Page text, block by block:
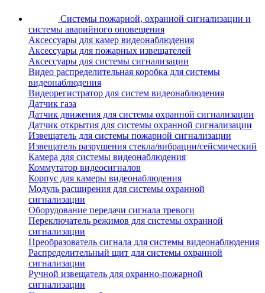
Системы пожарной, охранной сигнализации и
системы аварийного оповещения
Аксессуары для камер видеонаблюдения
Аксессуары для пожарных извещателей
Аксессуары для системы сигнализации
Видео распределительная коробка для системы
видеонаблюдения
Видеорегистратор для систем видеонаблюдения
Датчик газа
Датчик движения для системы охранной сигнализации
Датчик открытия для системы охранной сигнализации
Извещатель для системы пожарной сигнализации
Извещатель разрушения стекла/вибрации/сейсмический
Камера для системы видеонаблюдения
Коммутатор видеосигналов
Корпус для камеры видеонаблюдения
Модуль расширения для системы охранной
сигнализации
Оборудование передачи сигнала тревоги
Переключатель режимов для системы охранной
сигнализации
Преобразователь сигнала для системы видеонаблюдения
Распределительный щит для системы охранной
сигнализации
Ручной извещатель для охранно-пожарной
сигнализации